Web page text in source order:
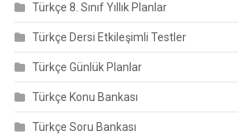
Türkçe 8. Sınıf Yıllık Planlar
Türkçe Dersi Etkileşimli Testler
Türkçe Günlük Planlar
Türkçe Konu Bankası
Türkçe Soru Bankası